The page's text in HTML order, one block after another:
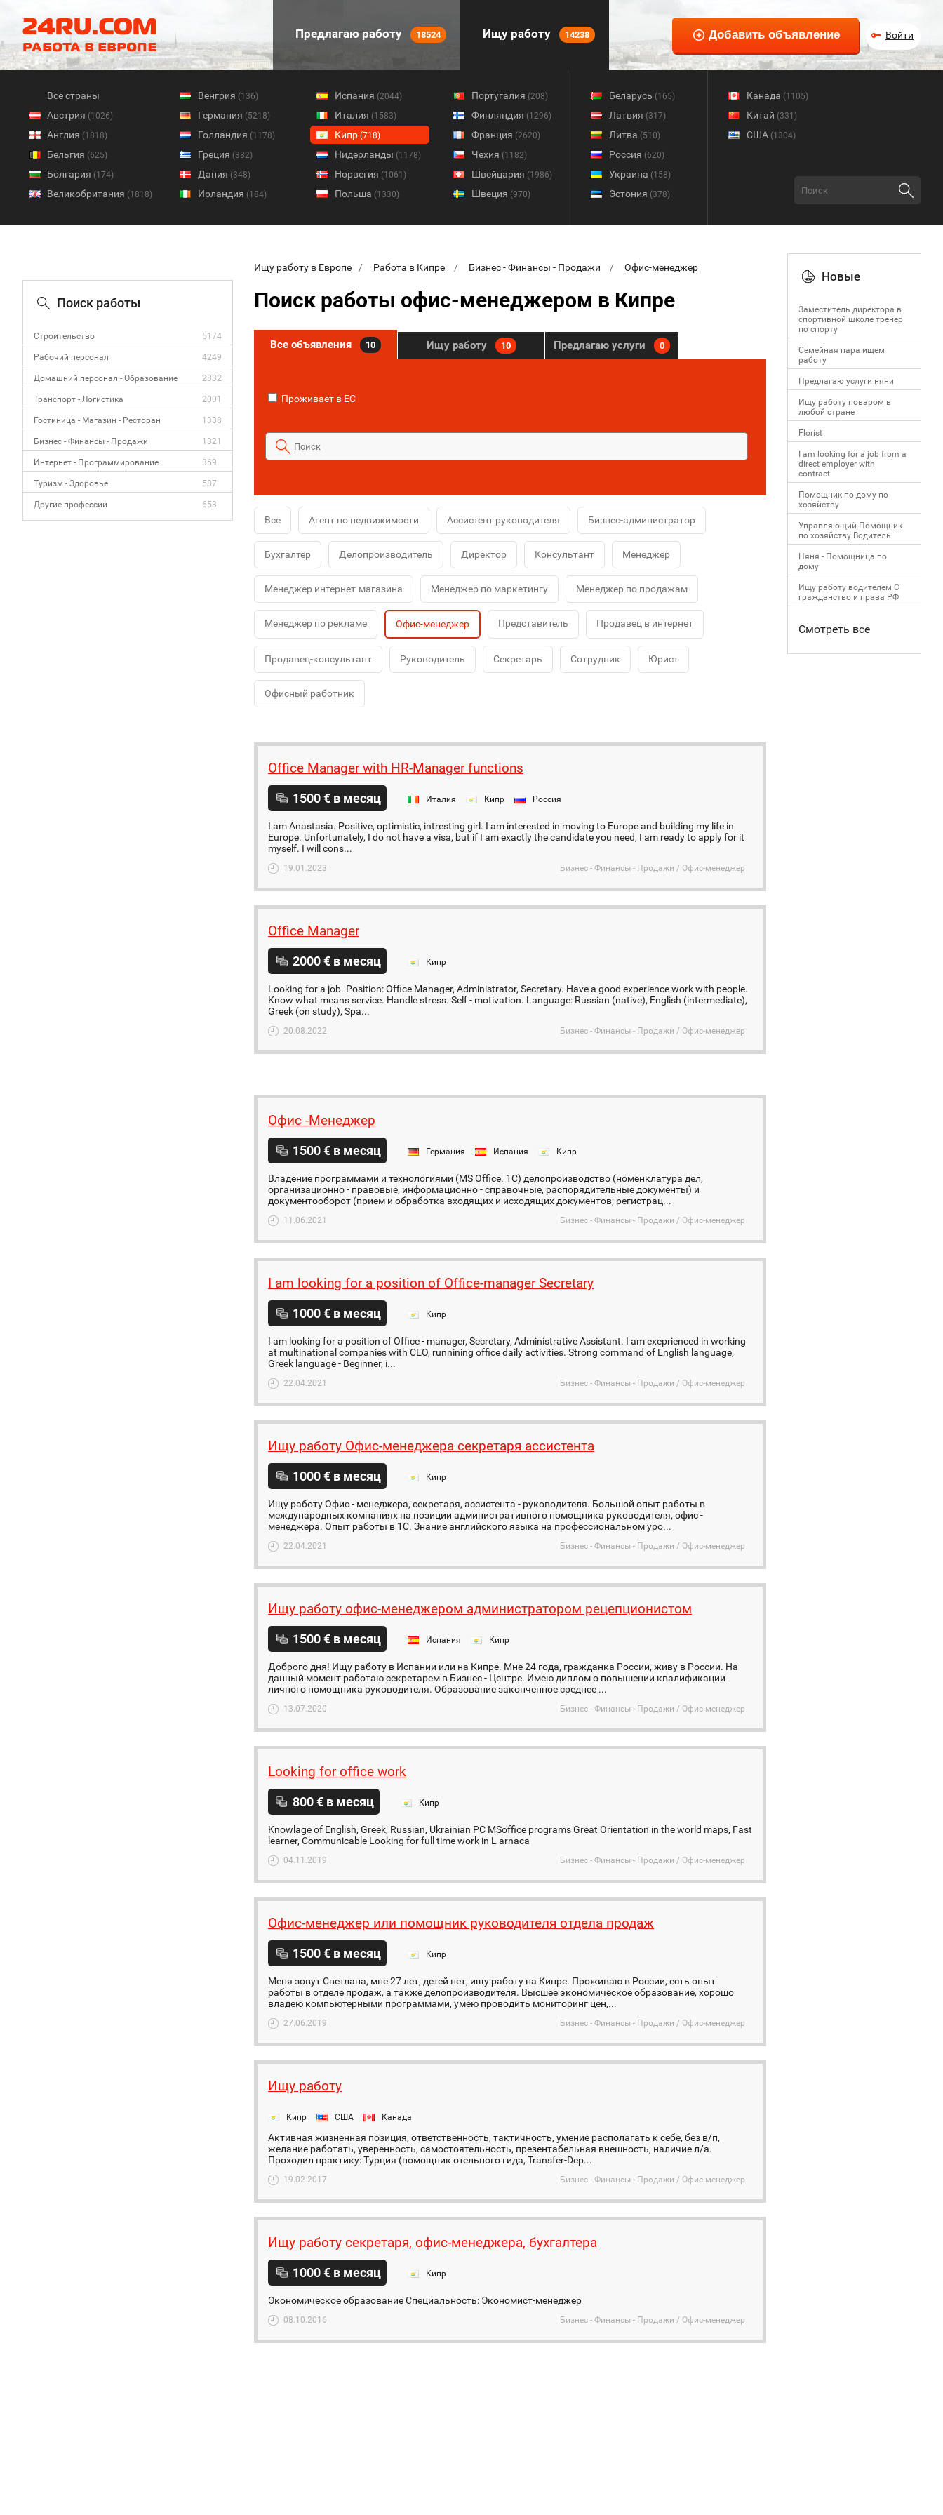
Предлагаю работу 18524 Ищу работу 14238 Войти
Все страны
Австрия (1026)
Англия (1818)
Бельгия (625)
Болгария (174)
Великобритания (1818)
Венгрия (136)
Германия (5218)
Голландия (1178)
Греция (382)
Дания (348)
Ирландия (184)
Испания (2044)
Италия (1583)
Кипр (718)
Нидерланды (1178)
Норвегия (1061)
Польша (1330)
Португалия (208)
Финляндия (1296)
Франция (2620)
Чехия (1182)
Швейцария (1986)
Швеция (970)
Беларусь (165)
Латвия (317)
Литва (510)
Россия (620)
Украина (158)
Эстония (378)
Канада (1105)
Китай (331)
США (1304)
Поиск работы
Строительство 5174
Рабочий персонал 4249
Домашний персонал - Образование 2832
Транспорт - Логистика 2001
Гостиница - Магазин - Ресторан 1338
Бизнес - Финансы - Продажи 1321
Интернет - Программирование 369
Туризм - Здоровье 587
Другие профессии 653
Ищу работу в Европе Работа в Кипре Бизнес - Финансы - Продажи Офис-менеджер
Поиск работы офис-менеджером в Кипре
Все объявления 10 Ищу работу 10 Предлагаю услуги 0
Проживает в ЕС
Все Агент по недвижимости Ассистент руководителя Бизнес-администратор
Бухгалтер Делопроизводитель Директор Консультант Менеджер
Менеджер интернет-магазина Менеджер по маркетингу Менеджер по продажам
Менеджер по рекламе Офис-менеджер Представитель Продавец в интернет
Продавец-консультант Руководитель Секретарь Сотрудник Юрист
Офисный работник
Office Manager with HR-Manager functions
1500 € в месяц Италия Кипр Россия
I am Anastasia. Positive, optimistic, intresting girl. I am interested in moving to Europe and building my life in
Europe. Unfortunately, I do not have a visa, but if I am exactly the candidate you need, I am ready to apply for it
myself. I will cons...
19.01.2023 Бизнес - Финансы - Продажи / Офис-менеджер
Office Manager
2000 € в месяц Кипр
Looking for a job. Position: Office Manager, Administrator, Secretary. Have a good experience work with people.
Know what means service. Handle stress. Self - motivation. Language: Russian (native), English (intermediate),
Greek (on study), Spa...
20.08.2022 Бизнес - Финансы - Продажи / Офис-менеджер
Офис -Менеджер
1500 € в месяц Германия Испания Кипр
Владение программами и технологиями (MS Office. 1С) делопроизводство (номенклатура дел,
организационно - правовые, информационно - справочные, распорядительные документы) и
документооборот (прием и обработка входящих и исходящих документов; регистрац...
11.06.2021 Бизнес - Финансы - Продажи / Офис-менеджер
I am looking for a position of Office-manager Secretary
1000 € в месяц Кипр
I am looking for a position of Office - manager, Secretary, Administrative Assistant. I am exeprienced in working
at multinational companies with CEO, runnining office daily activities. Strong command of English language,
Greek language - Beginner, i...
22.04.2021 Бизнес - Финансы - Продажи / Офис-менеджер
Ищу работу Офис-менеджера секретаря ассистента
1000 € в месяц Кипр
Ищу работу Офис - менеджера, секретаря, ассистента - руководителя. Большой опыт работы в
международных компаниях на позиции административного помощника руководителя, офис -
менеджера. Опыт работы в 1С. Знание английского языка на профессиональном уро...
22.04.2021 Бизнес - Финансы - Продажи / Офис-менеджер
Ищу работу офис-менеджером администратором рецепционистом
1500 € в месяц Испания Кипр
Доброго дня! Ищу работу в Испании или на Кипре. Мне 24 года, гражданка России, живу в России. На
данный момент работаю секретарем в Бизнес - Центре. Имею диплом о повышении квалификации
личного помощника руководителя. Образование законченное среднее ...
13.07.2020 Бизнес - Финансы - Продажи / Офис-менеджер
Looking for office work
800 € в месяц Кипр
Knowlage of English, Greek, Russian, Ukrainian PC MSoffice programs Great Orientation in the world maps, Fast
learner, Communicable Looking for full time work in L arnaca
04.11.2019 Бизнес - Финансы - Продажи / Офис-менеджер
Офис-менеджер или помощник руководителя отдела продаж
1500 € в месяц Кипр
Меня зовут Светлана, мне 27 лет, детей нет, ищу работу на Кипре. Проживаю в России, есть опыт
работы в отделе продаж, а также делопроизводителя. Высшее экономическое образование, хорошо
владею компьютерными программами, умею проводить мониторинг цен,...
27.06.2019 Бизнес - Финансы - Продажи / Офис-менеджер
Ищу работу
Кипр США Канада
Активная жизненная позиция, ответственность, тактичность, умение располагать к себе, без в/п,
желание работать, уверенность, самостоятельность, презентабельная внешность, наличие л/а.
Проходил практику: Турция (помощник отельного гида, Transfer-Dep...
19.02.2017 Бизнес - Финансы - Продажи / Офис-менеджер
Ищу работу секретаря, офис-менеджера, бухгалтера
1000 € в месяц Кипр
Экономическое образование Специальность: Экономист-менеджер
08.10.2016 Бизнес - Финансы - Продажи / Офис-менеджер
Новые
Заместитель директора в
спортивной школе тренер
по спорту
Семейная пара ищем
работу
Предлагаю услуги няни
Ищу работу поваром в
любой стране
Florist
I am looking for a job from a
direct employer with
contract
Помощник по дому по
хозяйству
Управляющий Помощник
по хозяйству Водитель
Няня - Помощница по
дому
Ищу работу водителем С
гражданство и права РФ
Смотреть все